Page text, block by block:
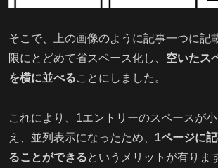
そこで、上の画像のように記事一つに記
限にとどめて省スペース化し、 空いたス
を横に並べることにしました。
これにより、1エントリーのスペースが
え、並列表示になったため、 1ページに
ることができるというメリットが有りま